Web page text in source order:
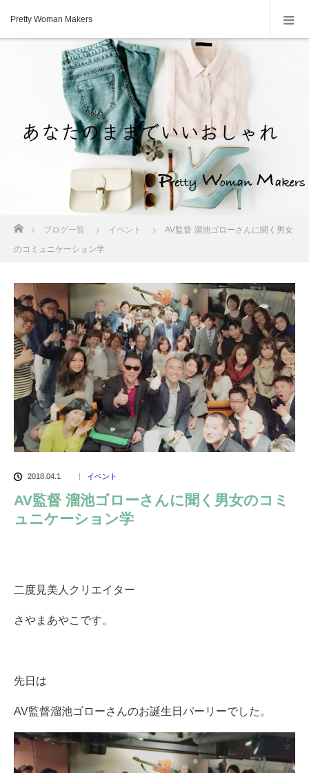
Pretty Woman Makers
ブログ一覧 イベント
AV監督 溜池ゴローさんに聞く男女
のコミュニケーション学
2018.04.1 イベント
AV監督 溜池ゴローさんに聞く男女のコミ
ュニケーション学
二度見美人クリエイター
さやまあやこです。
先日は
AV監督溜池ゴローさんのお誕生日パーリーでした。